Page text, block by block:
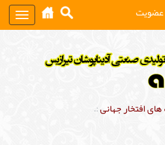
عضویت
افتخار جهانی:.